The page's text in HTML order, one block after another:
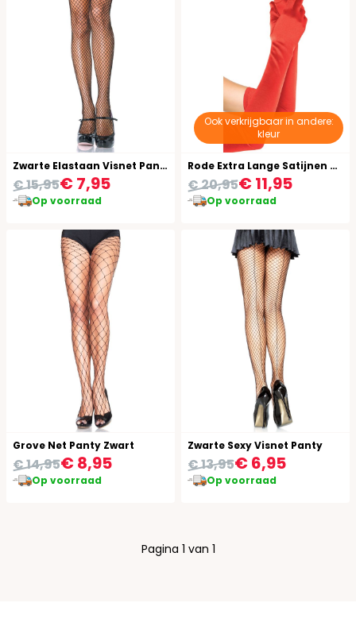
Zwarte Elastaan Visnet Panty
€ 7,95
€ 15,95
Op voorraad
Ook verkrijgbaar in andere:
kleur
Rode Extra Lange Satijnen Handschoenen
€ 11,95
€ 20,95
Op voorraad
Grove Net Panty Zwart
€ 8,95
€ 14,95
Op voorraad
Zwarte Sexy Visnet Panty
€ 6,95
€ 13,95
Op voorraad
Pagina 1 van 1